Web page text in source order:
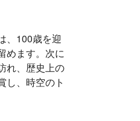
、100歳を迎
めます。次に
れ、歴史上の
し、時空のト